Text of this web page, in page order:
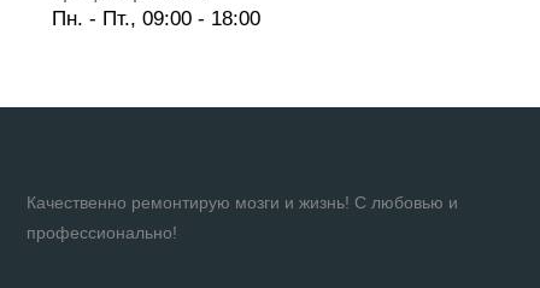
Пн. - Пт., 09:00 - 18:00
Качественно ремонтирую мозги и жизнь! С любовью и
профессионально!